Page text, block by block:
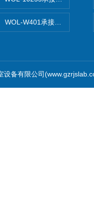
WOL-W401承接食品QS认
备有限公司